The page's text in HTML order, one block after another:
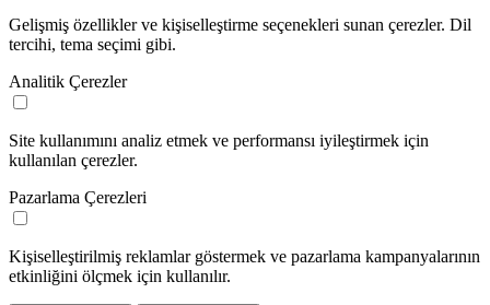
Gelişmiş özellikler ve kişiselleştirme seçenekleri sunan çerezler. Dil
tercihi, tema seçimi gibi.
Analitik Çerezler
Site kullanımını analiz etmek ve performansı iyileştirmek için
kullanılan çerezler.
Pazarlama Çerezleri
Kişiselleştirilmiş reklamlar göstermek ve pazarlama kampanyalarının
etkinliğini ölçmek için kullanılır.